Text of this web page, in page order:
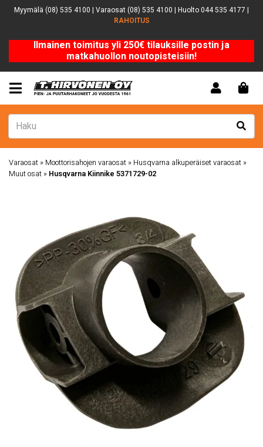
Myymälä (08) 535 4100 | Varaosat (08) 535 4100 | Huolto 044 535 4177 |
RAHOITUS
Ilmainen toimitus yli 250€ tilauksille postin ja
matkahuollon noutopisteisiin!
Varaosat » Moottorisahojen varaosat » Husqvarna alkuperäiset varaosat »
Muut osat » Husqvarna Kiinnike 5371729-02